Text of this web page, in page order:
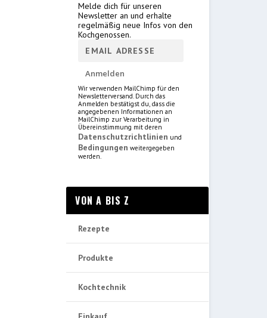
Melde dich für unseren
Newsletter an und erhalte
regelmäßig neue Infos von den
Kochgenossen.
Wir verwenden MailChimp für den
Newsletterversand. Durch das
Anmelden bestätigst du, dass die
angegebenen Informationen an
MailChimp zur Verarbeitung in
Übereinstimmung mit deren
Datenschutzrichtlinien und
Bedingungen weitergegeben
werden.
VON A BIS Z
Rezepte
Produkte
Kochtechnik